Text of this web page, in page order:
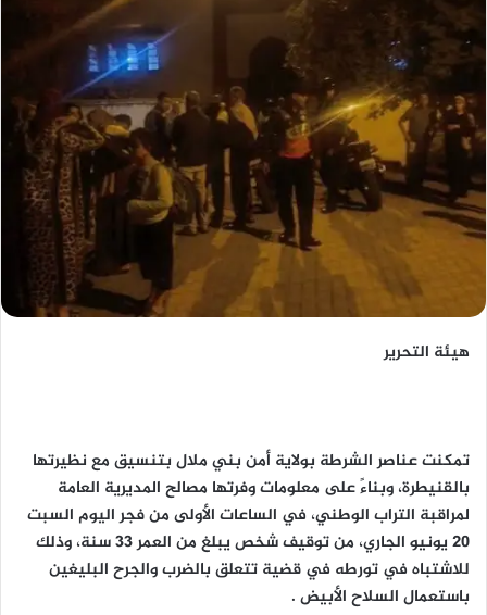
هيئة التحرير
تمكنت عناصر الشرطة بولاية أمن بني ملال بتنسيق مع نظيرتها
بالقنيطرة، وبناءً على معلومات وفرتها مصالح المديرية العامة
لمراقبة التراب الوطني، في الساعات الأولى من فجر اليوم السبت
20 يونيو الجاري، من توقيف شخص يبلغ من العمر 33 سنة، وذلك
للاشتباه في تورطه في قضية تتعلق بالضرب والجرح البليغين
باستعمال السلاح الأبيض .